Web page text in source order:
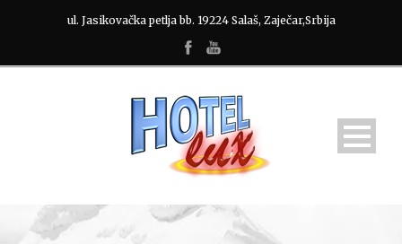
ul. Jasikovačka petlja bb. 19224 Salaš, Zaječar,Srbija